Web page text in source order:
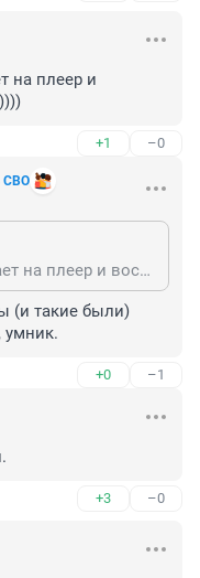
на плеер и
+1 –0
СВО
Угледарский ЧПУ шила снимает на плеер и воспроизводит на рекордере? ))))
(и такие были)
умник.
+0 –1
+3 –0